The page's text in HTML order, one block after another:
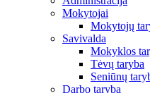
Mokytojai
Mokytojų
Savivalda
Mokyklos
Tėvų taryba
Seniūnų
Darbo taryba